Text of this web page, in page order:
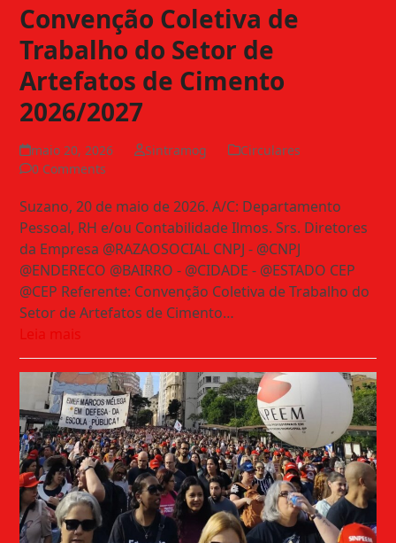
Convenção Coletiva de
Trabalho do Setor de
Artefatos de Cimento
2026/2027
maio 20, 2026 Sintramog
Circulares
0 Comments
Suzano, 20 de maio de 2026. A/C: Departamento
Pessoal, RH e/ou Contabilidade Ilmos. Srs. Diretores
da Empresa @RAZAOSOCIAL CNPJ - @CNPJ
@ENDERECO @BAIRRO - @CIDADE - @ESTADO CEP
@CEP Referente: Convenção Coletiva de Trabalho do
Setor de Artefatos de Cimento…
Leia mais